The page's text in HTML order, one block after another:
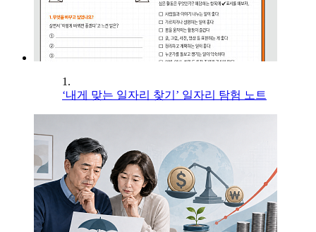
1.
‘내게 맞는 일자리 찾기’ 일자리 탐험 노트